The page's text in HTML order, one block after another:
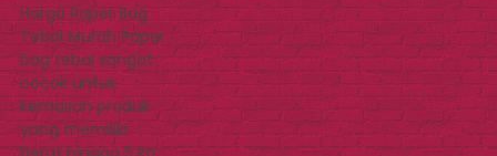
Harga Paper Bag
Tebal Murah Paper
bag tebal sangat
cocok untuk
kemasan produk
yang memiliki